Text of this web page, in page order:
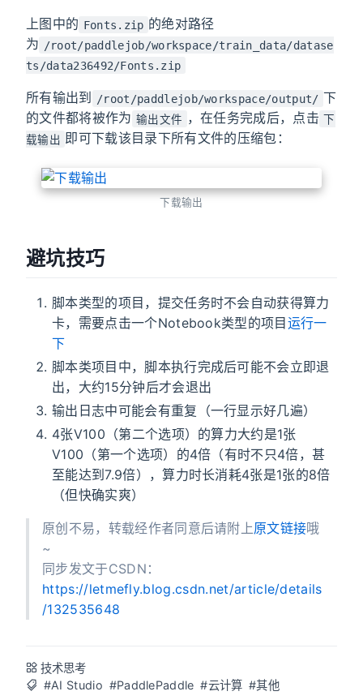
上图中的 Fonts.zip 的绝对路径
为 /root/paddlejob/workspace/train_data/datase
ts/data236492/Fonts.zip
所有输出到 /root/paddlejob/workspace/output/ 下
的文件都将被作为 输出文件 ，在任务完成后，点击 下
载输出 即可下载该目录下所有文件的压缩包：
下载输出
避坑技巧
脚本类型的项目，提交任务时不会自动获得算力
卡，需要点击一个Notebook类型的项目运行一
下
脚本类项目中，脚本执行完成后可能不会立即退
出，大约15分钟后才会退出
输出日志中可能会有重复（一行显示好几遍）
4张V100（第二个选项）的算力大约是1张
V100（第一个选项）的4倍（有时不只4倍，甚
至能达到7.9倍），算力时长消耗4张是1张的8倍
（但快确实爽）
原创不易，转载经作者同意后请附上原文链接哦
~
同步发文于CSDN：
https://letmefly.blog.csdn.net/article/details
/132535648
技术思考
#AI Studio #PaddlePaddle #云计算 #其他